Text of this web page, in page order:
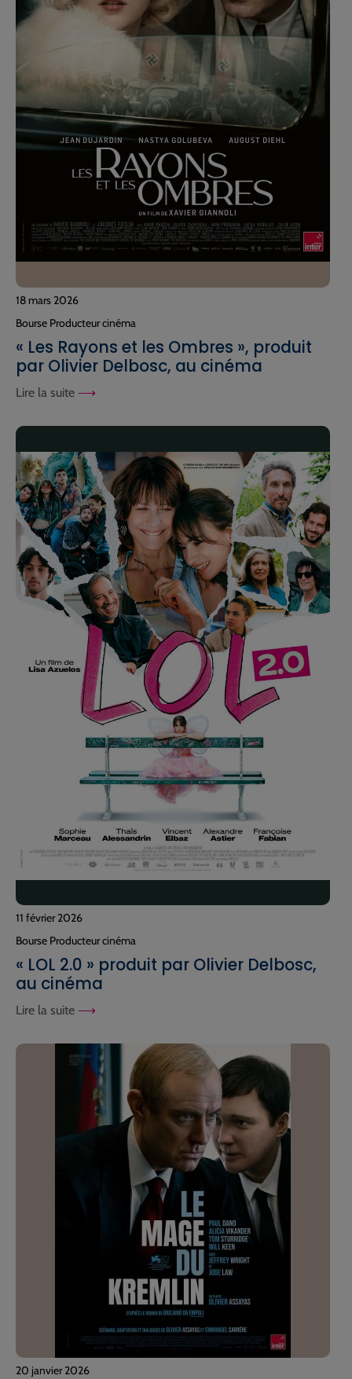
18 mars 2026
Bourse Producteur cinéma
« Les Rayons et les Ombres », produit
par Olivier Delbosc, au cinéma
Lire la suite
11 février 2026
Bourse Producteur cinéma
« LOL 2.0 » produit par Olivier Delbosc,
au cinéma
Lire la suite
20 janvier 2026